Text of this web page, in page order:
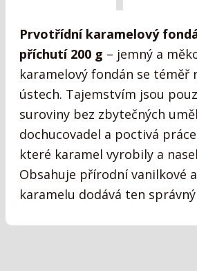
Prvotřídní karamelový
příchutí 200 g – jemný a
karamelový fondán se téměř
ústech. Tajemstvím jsou
suroviny bez zbytečných
dochucovadel a poctivá
které karamel vyrobily a
Obsahuje přírodní vanilkové
karamelu dodává ten